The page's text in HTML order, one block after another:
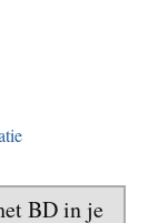
BD in je